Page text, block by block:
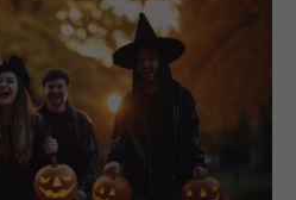
de Halloween